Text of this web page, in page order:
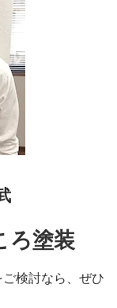
ろ塗装
検討なら、ぜひ